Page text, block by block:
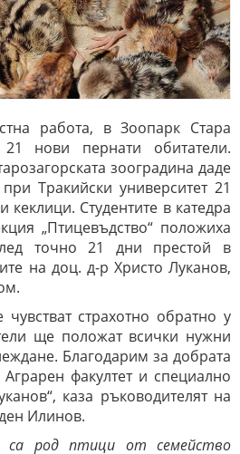
работа, в Зоопарк Стара
21 нови пернати обитатели.
зооградина даде
Тракийски университет 21
Студентите в катедра
„Птицевъдство“ положиха
точно 21 дни престой в
на доц. д-р Христо Луканов,
чувстват страхотно обратно у
ще положат всички нужни
Благодарим за добрата
факултет и специално
каза ръководителят на
Илинов.
са род птици от семейство